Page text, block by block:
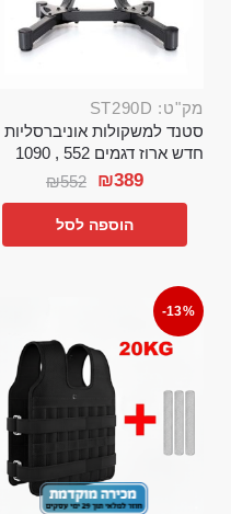
מק"ט: ST290D
סטנד למשקולות אוניברסליות
חדש ארוז דגמים 552 , 1090
₪552 ₪389
הוספה לסל
-13%